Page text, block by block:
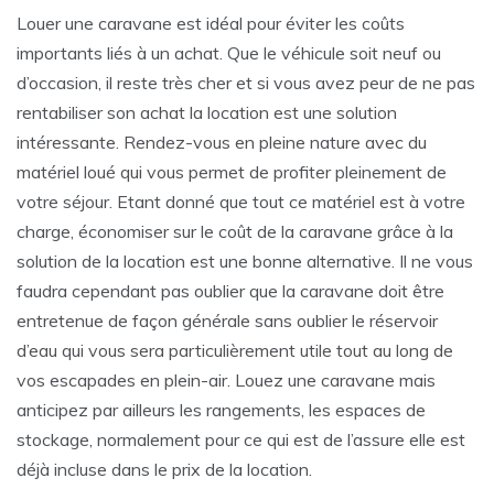
Louer une caravane est idéal pour éviter les coûts
importants liés à un achat. Que le véhicule soit neuf ou
d’occasion, il reste très cher et si vous avez peur de ne pas
rentabiliser son achat la location est une solution
intéressante. Rendez-vous en pleine nature avec du
matériel loué qui vous permet de profiter pleinement de
votre séjour. Etant donné que tout ce matériel est à votre
charge, économiser sur le coût de la caravane grâce à la
solution de la location est une bonne alternative. Il ne vous
faudra cependant pas oublier que la caravane doit être
entretenue de façon générale sans oublier le réservoir
d’eau qui vous sera particulièrement utile tout au long de
vos escapades en plein-air. Louez une caravane mais
anticipez par ailleurs les rangements, les espaces de
stockage, normalement pour ce qui est de l’assure elle est
déjà incluse dans le prix de la location.